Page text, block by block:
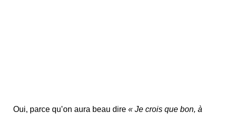
Oui, parce qu’on aura beau dire« Je crois que bon, à